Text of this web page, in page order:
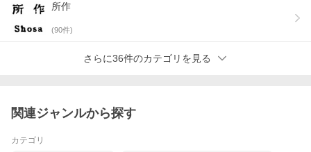
所作
(90件)
さらに36件のカテゴリを見る
関連ジャンルから探す
カテゴリ